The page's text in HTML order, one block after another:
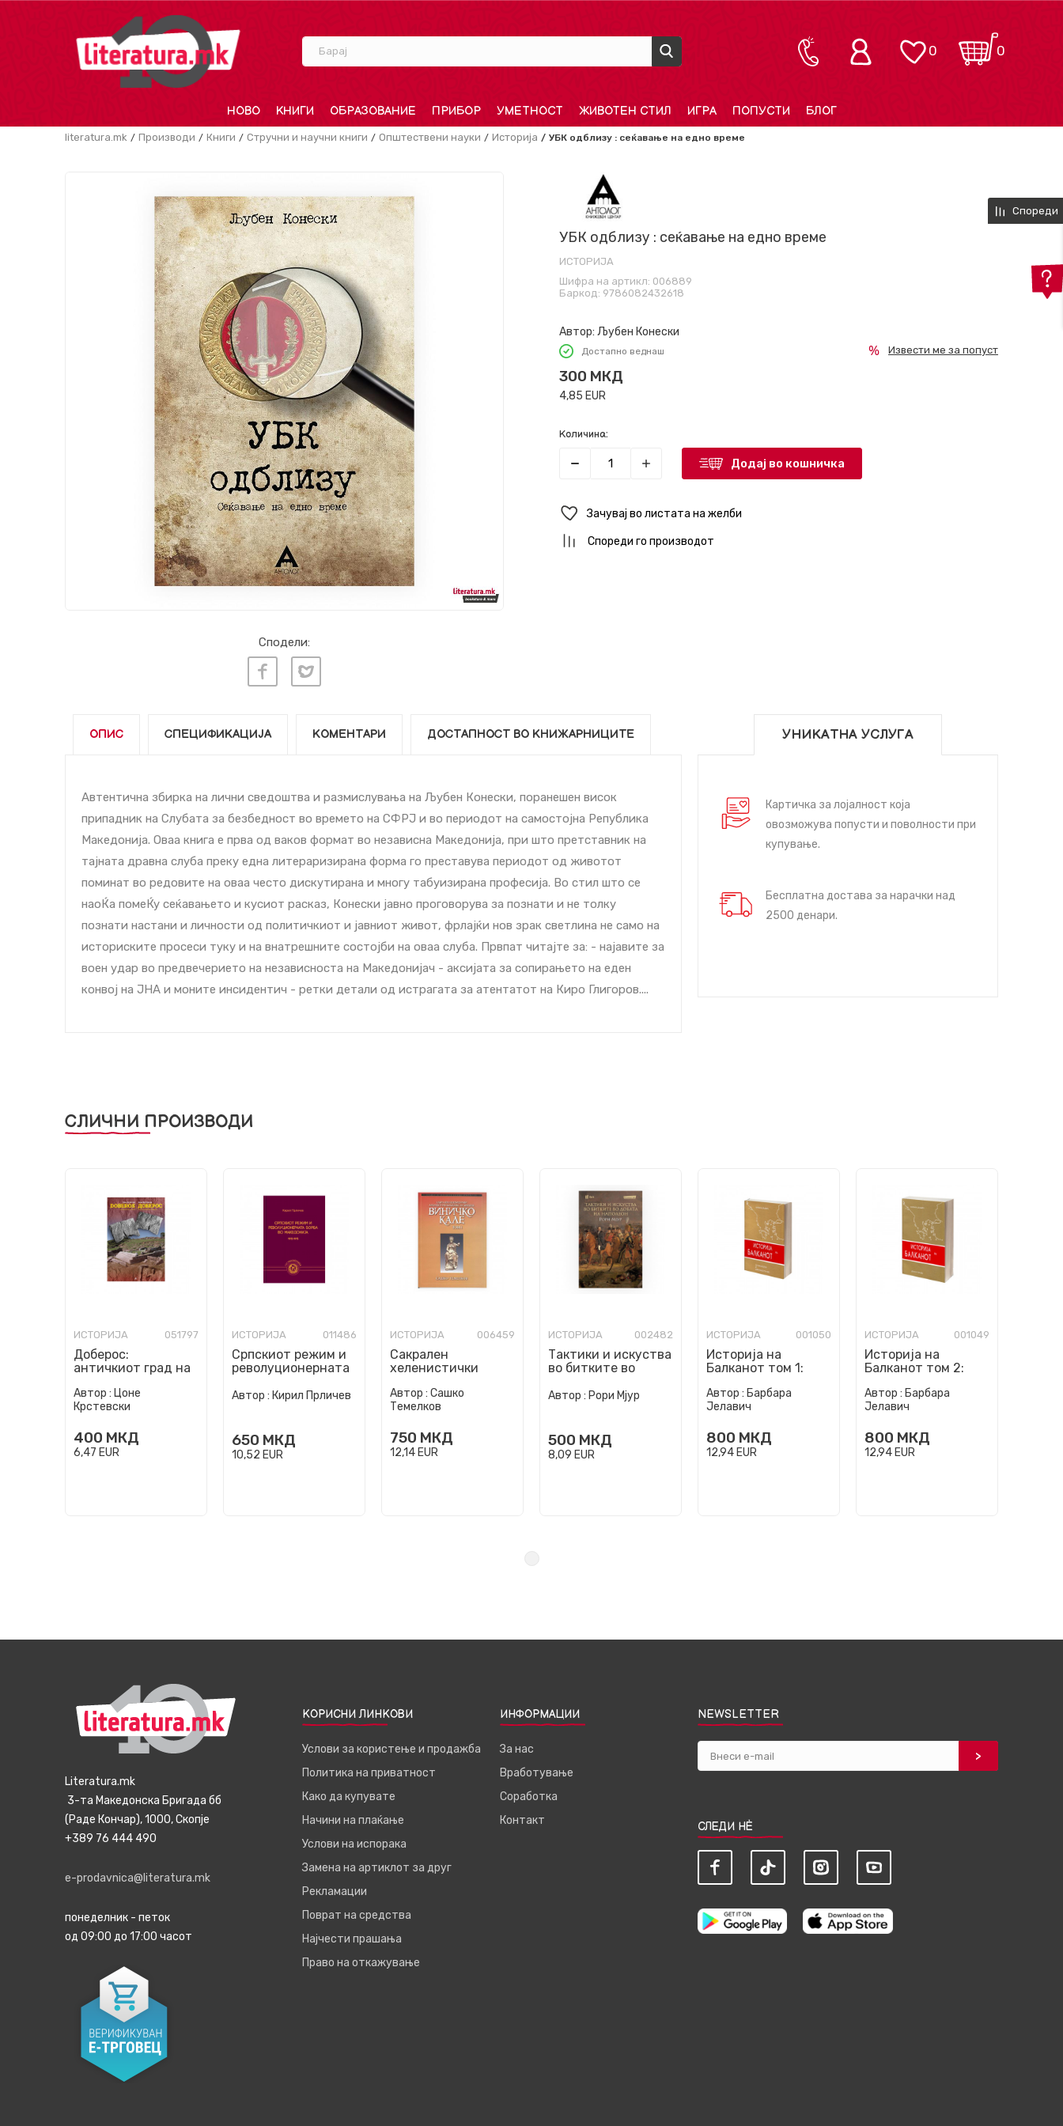
Барај 0
0
НОВО КНИГИ ОБРАЗОВАНИЕ ПРИБОР УМЕТНОСТ ЖИВОТЕН СТИЛ ИГРА ПОПУСТИ БЛОГ
literatura.mk Производи Книги Стручни и научни книги Општествени науки Историја УБК одблизу : сеќавање на едно време
Сподели:
УБК одблизу : сеќавање на едно време
ИСТОРИЈА
Шифра на артикл: 006889
Баркод: 9786082432618
Автор: Љубен Конески
Достапно веднаш
300 МКД
4,85 EUR
Извести ме за попуст
Количина:
Додај во кошничка
Зачувај во листата на желби
Спореди го производот
ОПИС СПЕЦИФИКАЦИЈА КОМЕНТАРИ ДОСТАПНОСТ ВО КНИЖАРНИЦИТЕ
Автентична збирка на лични сведоштва и размислувања на Љубен Конески, поранешен висок
припадник на Слубата за безбедност во времето на СФРЈ и во периодот на самостојна Република
Македонија. Оваа книга е прва од ваков формат во независна Македонија, при што претставник на
тајната дравна слуба преку една литераризирана форма го преставува периодот од животот
поминат во редовите на оваа често дискутирана и многу табуизирана професија. Во стил што се
наоЌа помеЌу сеќавањето и кусиот расказ, Конески јавно проговорува за познати и не толку
познати настани и личности од политичкиот и јавниот живот, фрлајќи нов зрак светлина не само на
историските проcеси туку и на внатрешните состојби на оваа слуба. Првпат читајте за: - најавите за
воен удар во предвечерието на независноста на Македонијач - акcијата за сопирањето на еден
конвој на ЈНА и моните инcидентич - ретки детали од истрагата за атентатот на Киро Глигоров....
УНИКАТНА УСЛУГА
Картичка за лојалност која
овозможува попусти и поволности при
купување.
Бесплатна достава за нарачки над
2500 денари.
СЛИЧНИ ПРОИЗВОДИ
ИСТОРИЈА 051797
Доберос:
античкиот град на
Автор : Цоне
Крстевски
400 МКД
6,47 EUR
ИСТОРИЈА 011486
Српскиот режим и
револуционерната
Македонија
Автор : Кирил Прличев
650 МКД
10,52 EUR
ИСТОРИЈА 006459
Сакрален
хеленистички
комплекс на
Бендида : Виничко
Автор : Сашко
Темелков
750 МКД
12,14 EUR
ИСТОРИЈА 002482
Тактики и искуства
во битките во
Наполеон
Автор : Рори Мјур
500 МКД
8,09 EUR
ИСТОРИЈА 001050
Историја на
Балканот том 1:
деветнаесетти век
Автор : Барбара
Јелавич
800 МКД
12,94 EUR
ИСТОРИЈА 001049
Историја на
Балканот том 2:
Автор : Барбара
Јелавич
800 МКД
12,94 EUR
Спореди
Literatura.mk
3-та Македонска Бригада бб
(Раде Кончар), 1000, Скопје
+389 76 444 490
e-prodavnica@literatura.mk
понеделник - петок
од 09:00 до 17:00 часот
КОРИСНИ ЛИНКОВИ
Услови за користење и продажба
Политика на приватност
Како да купувате
Начини на плаќање
Услови на испорака
Замена на артиклот за друг
Рекламации
Поврат на средства
Најчести прашања
Право на откажување
ИНФОРМАЦИИ
За нас
Вработување
Соработка
Контакт
NEWSLETTER
СЛЕДИ НЀ